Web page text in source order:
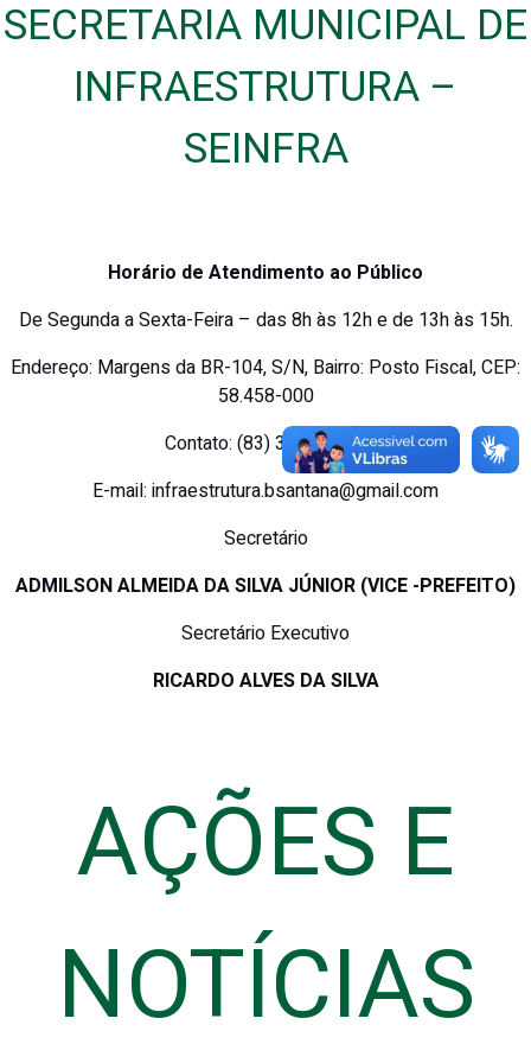
SECRETARIA MUNICIPAL DE
INFRAESTRUTURA –
SEINFRA
Horário de Atendimento ao Público
De Segunda a Sexta-Feira – das 8h às 12h e de 13h às 15h.
Endereço: Margens da BR-104, S/N, Bairro: Posto Fiscal, CEP:
58.458-000
Contato: (83) 3346-1108
E-mail: infraestrutura.bsantana@gmail.com
Secretário
ADMILSON ALMEIDA DA SILVA JÚNIOR (VICE -PREFEITO)
Secretário Executivo
RICARDO ALVES DA SILVA
AÇÕES E
NOTÍCIAS